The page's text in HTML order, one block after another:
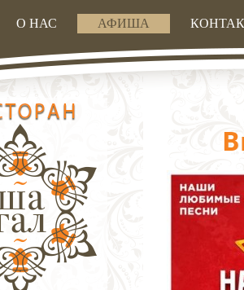
О НАС АФИША